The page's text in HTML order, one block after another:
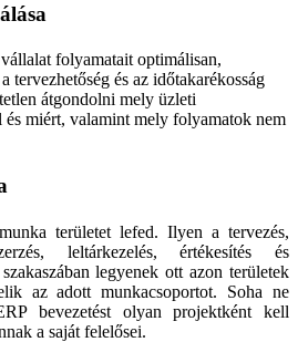
folyamatait optimálisan,
tervezhetőség és az időtakarékosság
átgondolni mely üzleti
miért, valamint mely folyamatok nem
területet lefed. Ilyen a tervezés,
leltárkezelés, értékesítés és
legyenek ott azon területek
az adott munkacsoportot. Soha ne
bevezetést olyan projektként kell
a saját felelősei.